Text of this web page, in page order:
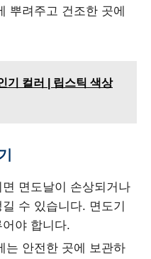
뿌려주고 건조한 곳에
기 컬러 | 립스틱 색상
면도날이 손상되거나
수 있습니다. 면도기
야 합니다.
는 안전한 곳에 보관하